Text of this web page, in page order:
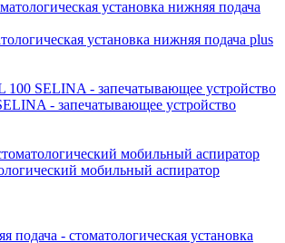
установка нижняя подача plus
- запечатывающее устройство
мобильный аспиратор